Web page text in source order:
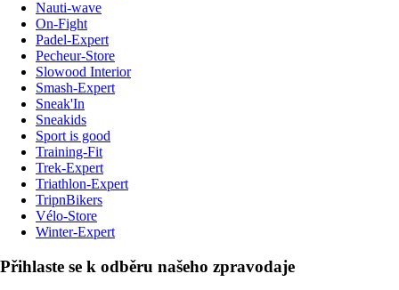
Nauti-wave
On-Fight
Padel-Expert
Pecheur-Store
Slowood Interior
Smash-Expert
Sneak'In
Sneakids
Sport is good
Training-Fit
Trek-Expert
Triathlon-Expert
TripnBikers
Vélo-Store
Winter-Expert
Přihlaste se k odběru našeho zpravodaje